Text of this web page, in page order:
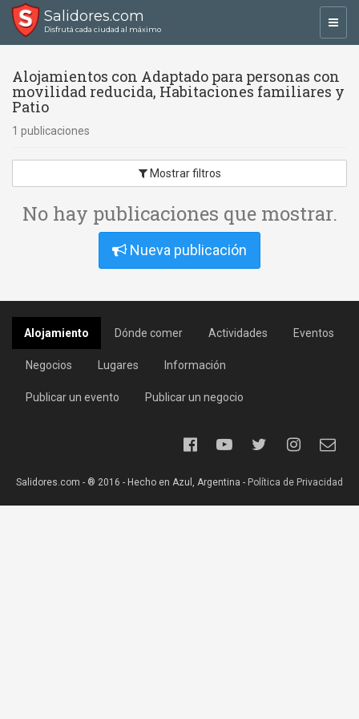
Salidores.com
Disfrutá cada ciudad al máximo
Alojamientos con Adaptado para personas con
movilidad reducida, Habitaciones familiares y
Patio
1 publicaciones
Mostrar filtros
No hay publicaciones que mostrar.
Nueva publicación
Alojamiento Dónde comer Actividades Eventos
Negocios Lugares Información
Publicar un evento Publicar un negocio
Salidores.com - ® 2016 - Hecho en Azul, Argentina - Política de Privacidad